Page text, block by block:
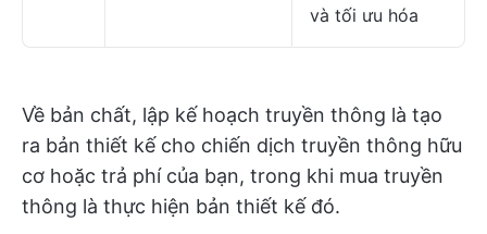
và tối ưu hóa
Về bản chất, lập kế hoạch truyền thông là tạo
ra bản thiết kế cho chiến dịch truyền thông hữu
cơ hoặc trả phí của bạn, trong khi mua truyền
thông là thực hiện bản thiết kế đó.